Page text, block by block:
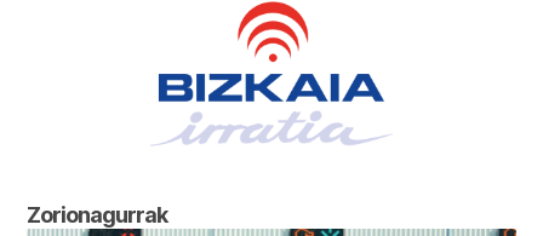
Zorionagurrak